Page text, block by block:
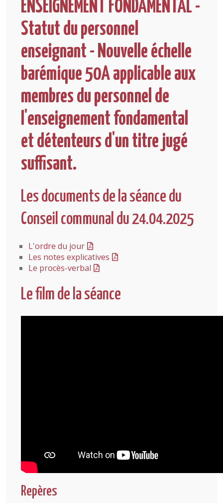
ENSEIGNEMENT FONDAMENTAL -
Statut du personnel
enseignant - Nouvelle échelle
barémique 50A applicable aux
membres du personnel de
l'enseignement fondamental
et détenteurs d'un titre jugé
suffisant.
Les documents de la séance du
Conseil communal du 24.04.2025
L'ordre du jour
Les notes explicatives
Le procès-verbal
Le film de la séance
Repères